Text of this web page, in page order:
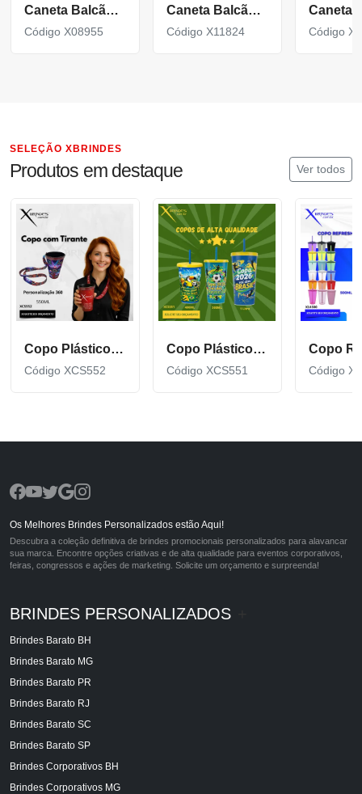
Caneta Balcão Plástica Branca Com Suporte Oval X08955
Código X08955
Caneta Balcão Plastica Suporte Formato Casa X11824
Código X11824 Código
SELEÇÃO XBRINDES
Produtos em destaque Ver todos
Copo Plástico de 550 ML com Tirante Personalizado XCS552
Código XCS552
Copo Plástico personalizado In Mold Label 360 XCS551
Código XCS551 Código
Os Melhores Brindes Personalizados estão Aqui!
Descubra a coleção definitiva de brindes promocionais personalizados para alavancar
sua marca. Encontre opções criativas e de alta qualidade para eventos corporativos,
feiras, congressos e ações de marketing. Solicite um orçamento e surpreenda!
BRINDES PERSONALIZADOS
Brindes Barato BH
Brindes Barato MG
Brindes Barato PR
Brindes Barato RJ
Brindes Barato SC
Brindes Barato SP
Brindes Corporativos BH
Brindes Corporativos MG